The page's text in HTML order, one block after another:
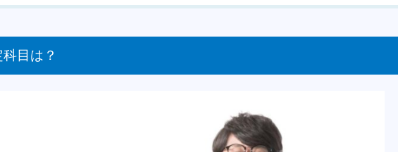
目は？